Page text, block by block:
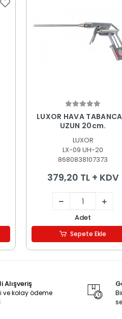
LUXOR HAVA
UZUN 20cm.
LUXOR
LX-09 UH-20
8680838107373
379,20 TL + KDV
Adet
Sepete Ekle
Alışveriş
ve kolay ödeme